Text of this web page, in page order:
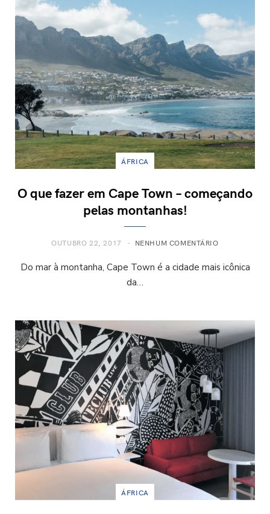
ÁFRICA
O que fazer em Cape Town – começando
pelas montanhas!
OUTUBRO 22, 2017 NENHUM COMENTÁRIO
Do mar à montanha, Cape Town é a cidade mais icônica
da…
ÁFRICA